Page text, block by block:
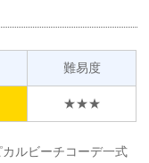
難易度
★★★
ルビーチコーデ一式